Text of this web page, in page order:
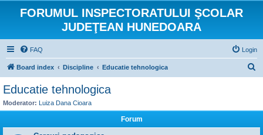
FORUMUL INSPECTORATULUI ŞCOLAR
JUDEŢEAN HUNEDOARA
FAQ Login
Board index Discipline Educatie tehnologica
Educatie tehnologica
Moderator: Luiza Dana Cioara
Forum